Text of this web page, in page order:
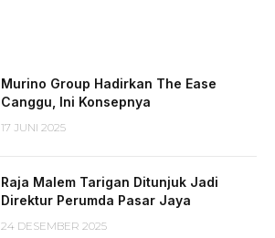
Murino Group Hadirkan The Ease
Canggu, Ini Konsepnya
17 JUNI 2025
Raja Malem Tarigan Ditunjuk Jadi
Direktur Perumda Pasar Jaya
24 DESEMBER 2025